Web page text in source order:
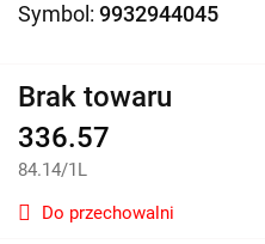
Symbol: 9932944045
Brak towaru
336.57
84.14/1L
Do przechowalni